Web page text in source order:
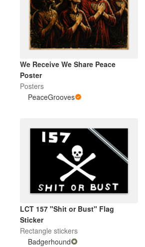
We Receive We Share Peace
Poster
Posters
PeaceGrooves
LCT 157 "Shit or Bust" Flag
Sticker
Rectangle stickers
Badgerhound